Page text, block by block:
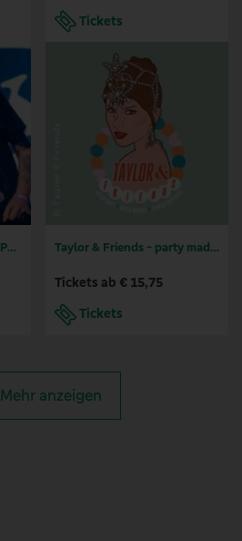
Tickets
UK Subs - 50 Years of UK Punkrock Taylor & Friends - party made by fans for fans
Tickets ab € 15,75
Tickets
Mehr anzeigen